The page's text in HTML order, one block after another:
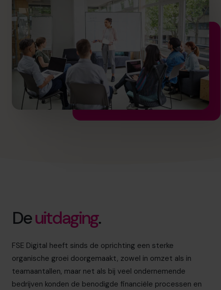
Deuitdaging.
FSE Digital heeft sinds de oprichting een sterke
organische groei doorgemaakt, zowel in omzet als in
teamaantallen, maar net als bij veel ondernemende
bedrijven konden de benodigde financiële processen en